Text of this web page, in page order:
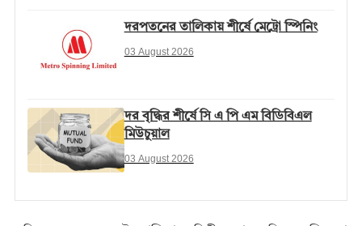
দরপতনের তালিকায় শীর্ষে মেট্রো স্পিনিং
03 August 2026
দর বৃদ্ধির শীর্ষে সি এ পি এম বিডিবিএল
মিউচুয়াল
03 August 2026